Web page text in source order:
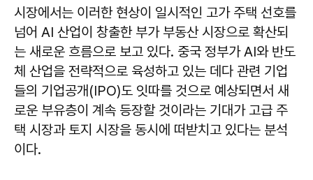
시장에서는 이러한 현상이 일시적인 고가 주택 선호를
넘어 AI 산업이 창출한 부가 부동산 시장으로 확산되
는 새로운 흐름으로 보고 있다. 중국 정부가 AI와 반도
체 산업을 전략적으로 육성하고 있는 데다 관련 기업
들의 기업공개(IPO)도 잇따를 것으로 예상되면서 새
로운 부유층이 계속 등장할 것이라는 기대가 고급 주
택 시장과 토지 시장을 동시에 떠받치고 있다는 분석
이다.